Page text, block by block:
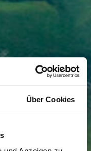
Über Cookies